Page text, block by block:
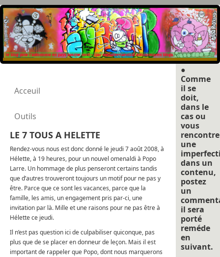
Acceuil
Outils
LE 7 TOUS A HELETTE
Rendez-vous nous est donc donné le jeudi 7 août 2008, à
Hélette, à 19 heures, pour un nouvel omenaldi à Popo
Larre. Un hommage de plus penseront certains tandis
que d’autres trouveront toujours un motif pour ne pas y
être. Parce que ce sont les vacances, parce que la
famille, les amis, un engagement pris par-ci, une
invitation par là. Mille et une raisons pour ne pas être à
Hélette ce jeudi.
Il n’est pas question ici de culpabiliser quiconque, pas
plus que de se placer en donneur de leçon. Mais il est
important de rappeler que Popo, dont nous marquerons
●
Comme
il se
doit,
dans le
cas ou
vous
une
dans un
contenu,
postez
un
il sera
porté
reméde
en
suivant.